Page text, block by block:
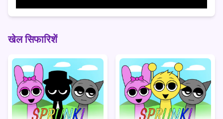
खेल सिफारिशें